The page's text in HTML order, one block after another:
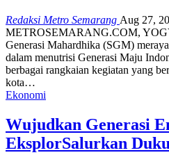
Redaksi Metro Semarang Aug 27,
METROSEMARANG.COM,
Generasi Mahardhika (SGM)
dalam menutrisi Generasi Maju
berbagai rangkaian kegiatan yang
kota…
Ekonomi
Wujudkan Generasi
EksplorSalurkan